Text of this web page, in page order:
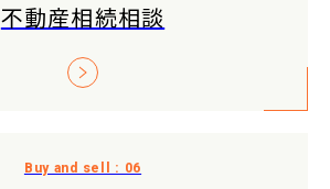
不動産相続相談